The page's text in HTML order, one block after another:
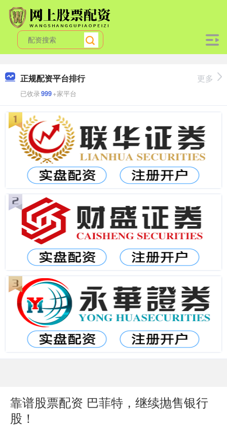
正规配资平台排行
已收录999+家平台
更多
靠谱股票配资 巴菲特，继续抛售银行
股！